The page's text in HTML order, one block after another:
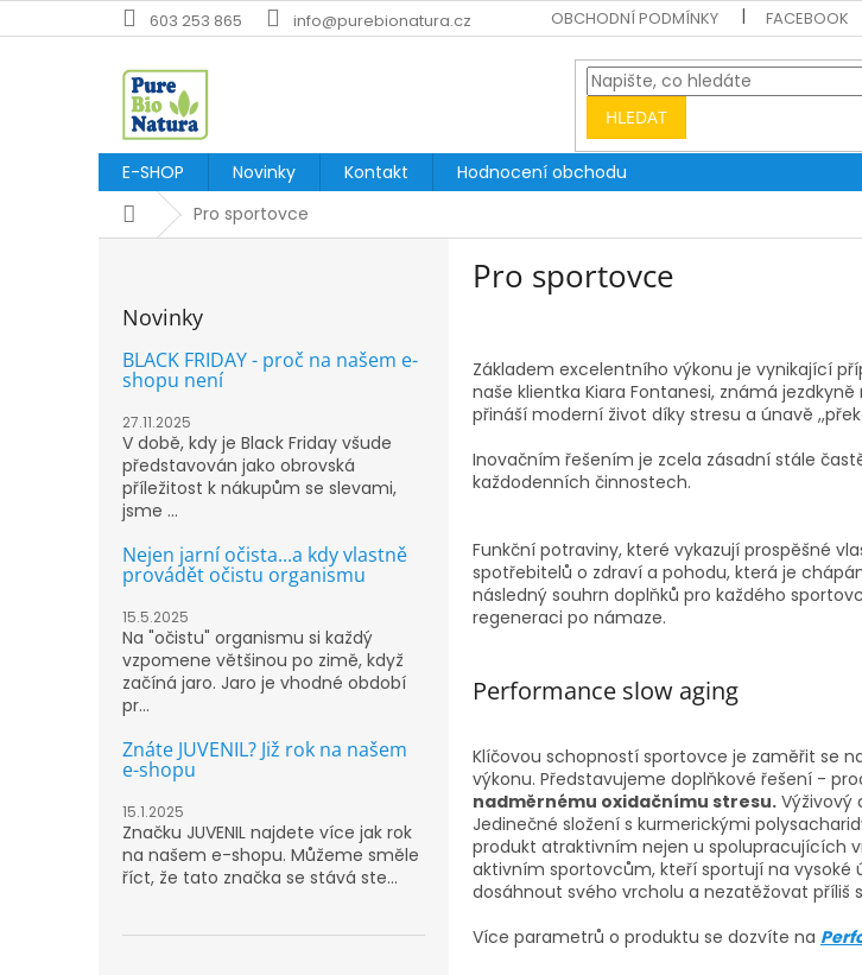
na
603 253 865 info@purebionatura.cz OBCHODNÍ PODMÍNKY FACEBOOK
HLEDAT
E-SHOP Novinky Kontakt
Hodnocení obchodu
DomůPro sportovce
Novinky
BLACK FRIDAY - proč na našem e-
shopu není
27.11.2025
V době, kdy je Black Friday všude
představován jako obrovská
příležitost k nákupům se slevami,
jsme ...
Nejen jarní očista...a kdy vlastně
provádět očistu organismu
15.5.2025
Na "očistu" organismu si každý
vzpomene většinou po zimě, když
začíná jaro. Jaro je vhodné období
pr...
Znáte JUVENIL? Již rok na našem
e-shopu
15.1.2025
Značku JUVENIL najdete více jak rok
na našem e-shopu. Můžeme směle
říct, že tato značka se stává ste...
Pro sportovce
Základem excelentního výkonu je vynikající
naše klientka Kiara Fontanesi, známá
přináší moderní život díky stresu a únavě
Inovačním řešením je zcela zásadní stále
každodenních činnostech.
Funkční potraviny, které vykazují prospěšné
spotřebitelů o zdraví a pohodu, která je
následný souhrn doplňků pro každého
regeneraci po námaze.
Performance slow aging
Klíčovou schopností sportovce je zaměřit se
výkonu. Představujeme doplňkové řešení -
nadměrnému oxidačnímu stresu. Výživový
Jedinečné složení s kurmerickými
produkt atraktivním nejen u spolupracujících
aktivním sportovcům, kteří sportují na
dosáhnout svého vrcholu a nezatěžovat příliš
Více parametrů o produktu se dozvíte na